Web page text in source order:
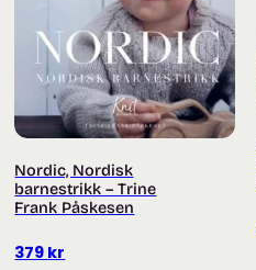
Nordic, Nordisk
barnestrikk – Trine
Frank Påskesen
379 kr